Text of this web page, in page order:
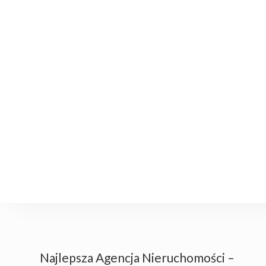
Najlepsza Agencja Nieruchomości –